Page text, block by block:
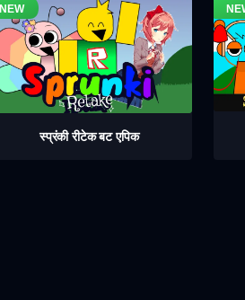
स्प्रंकी रीटेक बट एपिक